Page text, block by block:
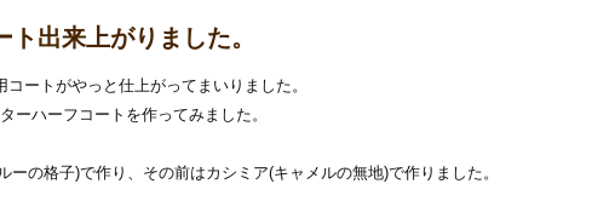
出来上がりました。
ートがやっと仕上がってまいりました。
ーハーフコートを作ってみました。
ーの格子)で作り、その前はカシミア(キャメルの無地)で作りました。